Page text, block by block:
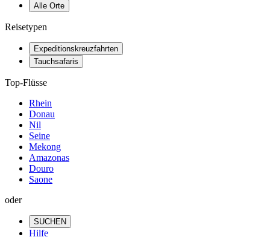
Alle Orte
Reisetypen
Expeditionskreuzfahrten
Tauchsafaris
Top-Flüsse
Rhein
Donau
Nil
Seine
Mekong
Amazonas
Douro
Saone
oder
SUCHEN
Hilfe